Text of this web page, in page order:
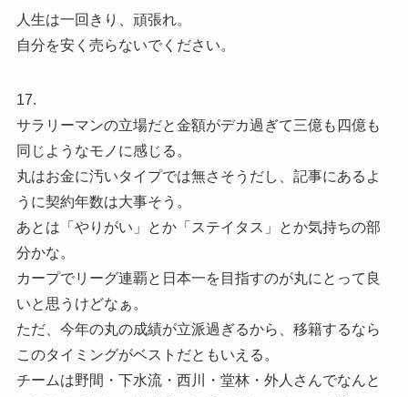
人生は一回きり、頑張れ。
自分を安く売らないでください。
17.
サラリーマンの立場だと金額がデカ過ぎて三億も四億も
同じようなモノに感じる。
丸はお金に汚いタイプでは無さそうだし、記事にあるよ
うに契約年数は大事そう。
あとは「やりがい」とか「ステイタス」とか気持ちの部
分かな。
カープでリーグ連覇と日本一を目指すのが丸にとって良
いと思うけどなぁ。
ただ、今年の丸の成績が立派過ぎるから、移籍するなら
このタイミングがベストだともいえる。
チームは野間・下水流・西川・堂林・外人さんでなんと